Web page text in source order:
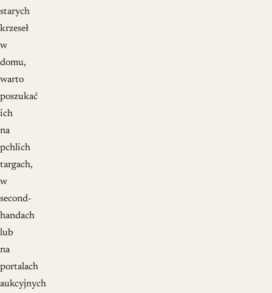
starych
krzeseł
w
domu,
warto
poszukać
ich
na
pchlich
targach,
w
second-
handach
lub
na
portalach
aukcyjnych